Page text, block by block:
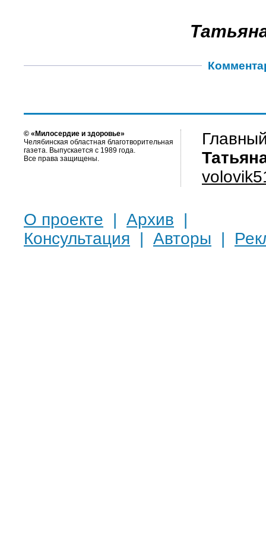
© «Милосердие и здоровье»
Челябинская областная благотворительная
газета. Выпускается с 1989 года.
Все права защищены.
О проекте | Архив |
Консультация | Авторы |